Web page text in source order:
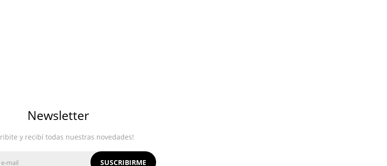
Newsletter
y recibí todas nuestras novedades!
SUSCRIBIRME